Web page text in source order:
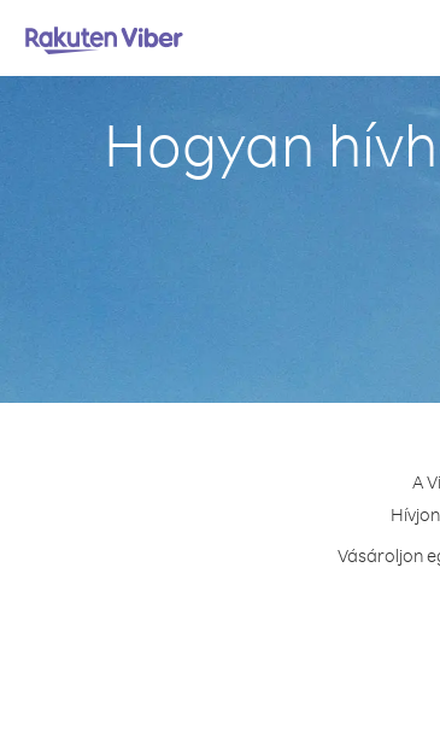
Hogyan
A
Vásároljon